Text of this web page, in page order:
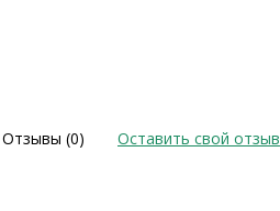
Отзывы (0) Оставить свой отзыв